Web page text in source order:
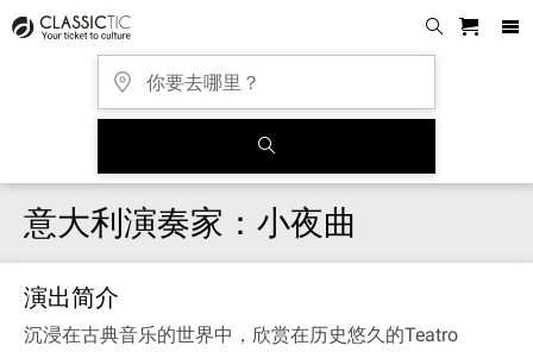
意大利演奏家：小夜曲
演出简介
沉浸在古典音乐的世界中，欣赏在历史悠久的Teatro